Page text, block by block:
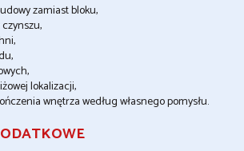
zamiast bloku,
lokalizacji,
wnętrza według własnego pomysłu.